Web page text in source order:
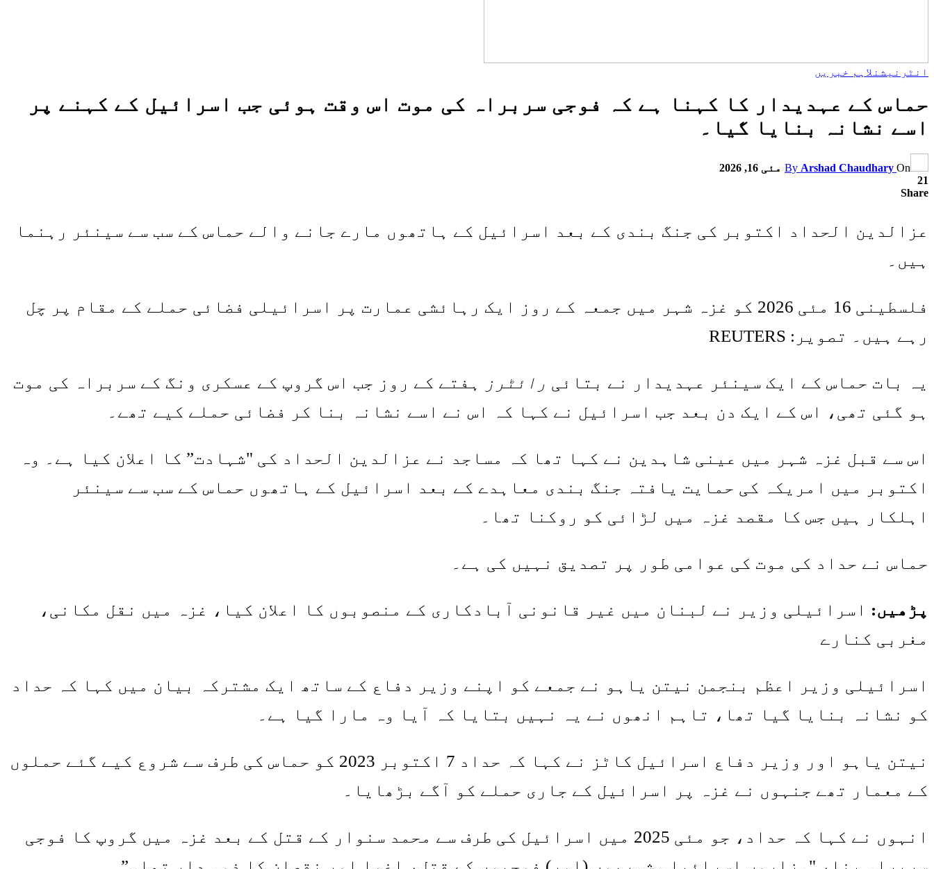
انٹرنیشنل اہم خبریں
حماس کے عہدیدار کا کہنا ہے کہ فوجی سربراہ کی موت اس وقت ہوئی جب اسرائیل کے کہنے پر
اسے نشانہ بنایا گیا۔
By Arshad Chaudhary On
مئی 16, 2026
21
Share
عزالدین الحداد اکتوبر کی جنگ بندی کے بعد اسرائیل کے ہاتھوں مارے جانے والے حماس کے سب سے سینئر رہنما
ہیں۔
فلسطینی 16 مئی 2026 کو غزہ شہر میں جمعہ کے روز ایک رہائشی عمارت پر اسرائیلی فضائی حملے کے مقام پر چل
رہے ہیں۔ تصویر: REUTERS
یہ بات حماس کے ایک سینئر عہدیدار نے بتائی رائٹرز
ہفتے کے روز جب اس گروپ کے عسکری ونگ کے سربراہ کی موت
ہو گئی تھی، اس کے ایک دن بعد جب اسرائیل نے کہا کہ اس نے اسے نشانہ بنا کر فضائی حملے کیے تھے۔
اس سے قبل غزہ شہر میں عینی شاہدین نے کہا تھا کہ مساجد نے عزالدین الحداد کی "شہادت” کا اعلان کیا ہے۔ وہ
اکتوبر میں امریکہ کی حمایت یافتہ جنگ بندی معاہدے کے بعد اسرائیل کے ہاتھوں حماس کے سب سے سینئر
اہلکار ہیں جس کا مقصد غزہ میں لڑائی کو روکنا تھا۔
حماس نے حداد کی موت کی عوامی طور پر تصدیق نہیں کی ہے۔
پڑھیں: اسرائیلی وزیر نے لبنان میں غیر قانونی آبادکاری کے منصوبوں کا اعلان کیا، غزہ میں نقل مکانی،
مغربی کنارے
اسرائیلی وزیر اعظم بنجمن نیتن یاہو نے جمعے کو اپنے وزیر دفاع کے ساتھ ایک مشترکہ بیان میں کہا کہ حداد
کو نشانہ بنایا گیا تھا، تاہم انھوں نے یہ نہیں بتایا کہ آیا وہ مارا گیا ہے۔
نیتن یاہو اور وزیر دفاع اسرائیل کاٹز نے کہا کہ حداد 7 اکتوبر 2023 کو حماس کی طرف سے شروع کیے گئے حملوں
کے معمار تھے جنہوں نے غزہ پر اسرائیل کے جاری حملے کو آگے بڑھایا۔
انہوں نے کہا کہ حداد، جو مئی 2025 میں اسرائیل کی طرف سے محمد سنوار کے قتل کے بعد غزہ میں گروپ کا فوجی